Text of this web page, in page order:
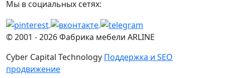
Мы в социальных сетях:
© 2001 -2026Фабрика мебели ARLINE
Cyber Capital Technology Поддержка и SEO
продвижение